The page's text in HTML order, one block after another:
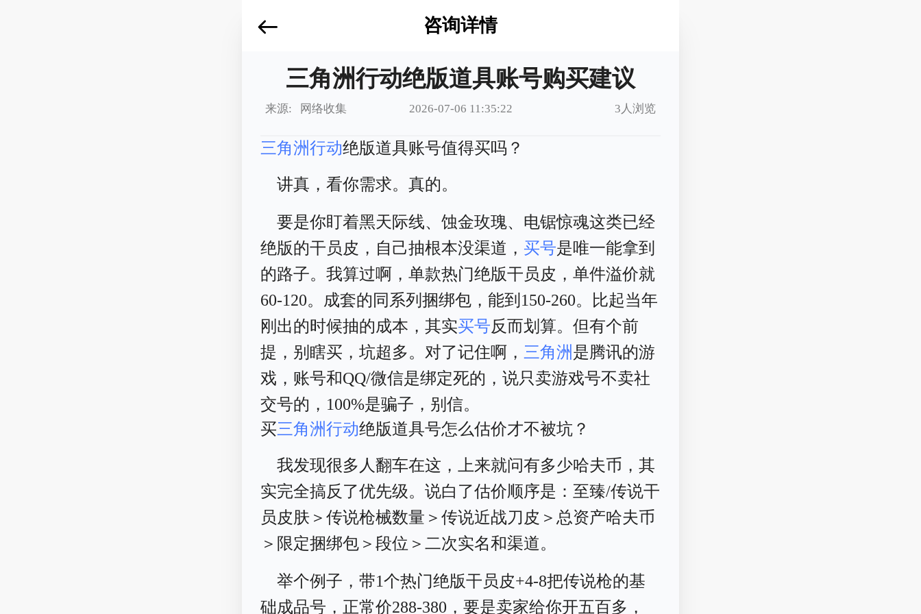
咨询详情
三角洲行动绝版道具账号购买建议
来源: 网络收集 2026-07-06 11:35:22 3人浏览
三角洲行动绝版道具账号值得买吗？
讲真，看你需求。真的。
要是你盯着黑天际线、蚀金玫瑰、电锯惊魂这类已经
绝版的干员皮，自己抽根本没渠道， 买号是唯一能拿到
的路子。我算过啊，单款热门绝版干员皮，单件溢价就
60-120。成套的同系列捆绑包，能到150-260。比起当年
刚出的时候抽的成本，其实买号反而划算。但有个前
提，别瞎买，坑超多。对了记住啊， 三角洲是腾讯的游
戏，账号和QQ/微信是绑定死的，说只卖游戏号不卖社
交号的，100%是骗子，别信。
买三角洲行动绝版道具号怎么估价才不被坑？
我发现很多人翻车在这，上来就问有多少哈夫币，其
实完全搞反了优先级。说白了估价顺序是：至臻/传说干
员皮肤＞传说枪械数量＞传说近战刀皮＞总资产哈夫币
＞限定捆绑包＞段位＞二次实名和渠道。
举个例子，带1个热门绝版干员皮+4-8把传说枪的基
础成品号，正常价288-380，要是卖家给你开五百多，